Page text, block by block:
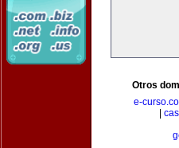
Otros
e-